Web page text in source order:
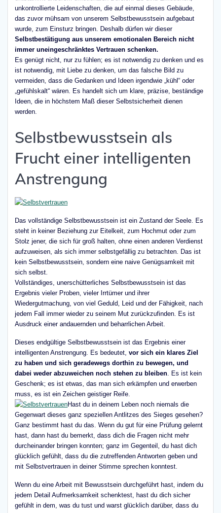
unkontrollierte Leidenschaften, die auf einmal dieses Gebäude,
das zuvor mühsam von unserem Selbstbewusstsein aufgebaut
wurde, zum Einsturz bringen. Deshalb dürfen wir dieser
Selbstbestätigung aus unserem emotionalen Bereich nicht
immer uneingeschränktes Vertrauen schenken.
Es genügt nicht, nur zu fühlen; es ist notwendig zu denken und es
ist notwendig, mit Liebe zu denken, um das falsche Bild zu
vermeiden, dass die Gedanken und Ideen irgendwie „kühl“ oder
„gefühlskalt“ wären. Es handelt sich um klare, präzise, beständige
Ideen, die in höchstem Maß dieser Selbstsicherheit dienen
werden.
Selbstbewusstsein als
Frucht einer intelligenten
Anstrengung
Das vollständige Selbstbewusstsein ist ein Zustand der Seele. Es
steht in keiner Beziehung zur Eitelkeit, zum Hochmut oder zum
Stolz jener, die sich für groß halten, ohne einen anderen Verdienst
aufzuweisen, als sich immer selbstgefällig zu betrachten. Das ist
kein Selbstbewusstsein, sondern eine naive Genügsamkeit mit
sich selbst.
Vollständiges, unerschütterliches Selbstbewusstsein ist das
Ergebnis vieler Proben, vieler Irrtümer und ihrer
Wiedergutmachung, von viel Geduld, Leid und der Fähigkeit, nach
jedem Fall immer wieder zu seinem Mut zurückzufinden. Es ist
Ausdruck einer andauernden und beharrlichen Arbeit.
Dieses endgültige Selbstbewusstsein ist das Ergebnis einer
intelligenten Anstrengung. Es bedeutet, vor sich ein klares Ziel
zu haben und sich geradewegs dorthin zu bewegen, und
dabei weder abzuweichen noch stehen zu bleiben. Es ist kein
Geschenk; es ist etwas, das man sich erkämpfen und erwerben
muss, es ist ein Zeichen geistiger Reife.
Hast du in deinem Leben noch niemals die
Gegenwart dieses ganz speziellen Antlitzes des Sieges gesehen?
Ganz bestimmt hast du das. Wenn du gut für eine Prüfung gelernt
hast, dann hast du bemerkt, dass dich die Fragen nicht mehr
durcheinander bringen konnten; ganz im Gegenteil, du hast dich
glücklich gefühlt, dass du die zutreffenden Antworten geben und
mit Selbstvertrauen in deiner Stimme sprechen konntest.
Wenn du eine Arbeit mit Bewusstsein durchgeführt hast, indem du
jedem Detail Aufmerksamkeit schenktest, hast du dich sicher
gefühlt in dem, was du tust und warst glücklich darüber, dass du